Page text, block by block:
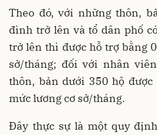
Theo đó, với những thôn,
đình trở lên và tổ dân phố
trở lên thì được hỗ trợ bằng
sở/tháng; đối với nhân
thôn, bản dưới 350 hộ
mức lương cơ sở/tháng.
Đây thực sự là một quy